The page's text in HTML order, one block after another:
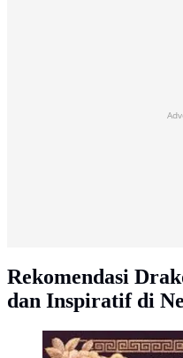
Rekomendasi
dan Inspiratif di